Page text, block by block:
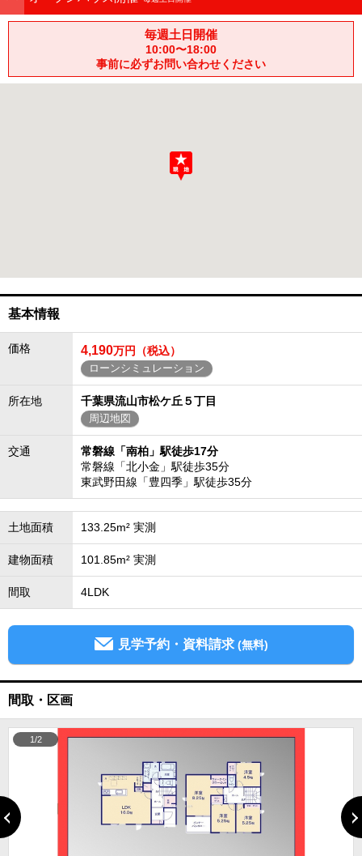
毎週土日開催
10:00〜18:00
事前に必ずお問い合わせください
基本情報
価格 4,190万円（税込）
ローンシミュレーション
所在地 千葉県流山市松ケ丘５丁目
周辺地図
交通
常磐線「南柏」駅徒歩17分
常磐線「北小金」駅徒歩35分
東武野田線「豊四季」駅徒歩35分
土地面積 133.25m² 実測
建物面積 101.85m² 実測
間取 4LDK
見学予約・資料請求 (無料)
間取・区画
1/2